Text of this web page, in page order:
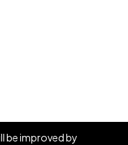
be improved by